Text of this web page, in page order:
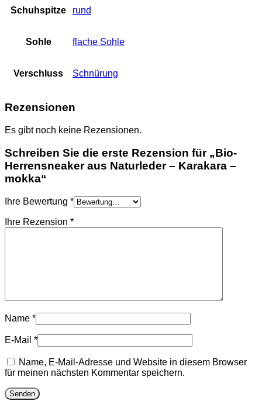
Schuhspitze rund
Sohle flache Sohle
Verschluss Schnürung
Rezensionen
Es gibt noch keine Rezensionen.
Schreiben Sie die erste Rezension für „Bio-
Herrensneaker aus Naturleder – Karakara –
mokka“
Ihre Bewertung *
Ihre Rezension *
Name *
E-Mail *
Name, E-Mail-Adresse und Website in diesem Browser
für meinen nächsten Kommentar speichern.